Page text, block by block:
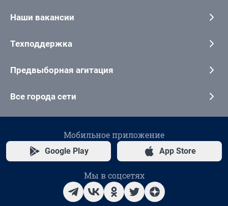
Наши вакансии
Техподдержка
Предвыборная агитация
Все города сети
Мобильное приложение
Google Play App Store
Мы в соцсетях